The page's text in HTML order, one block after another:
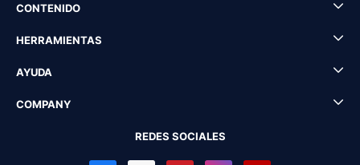
CONTENIDO
HERRAMIENTAS
AYUDA
COMPANY
REDES SOCIALES